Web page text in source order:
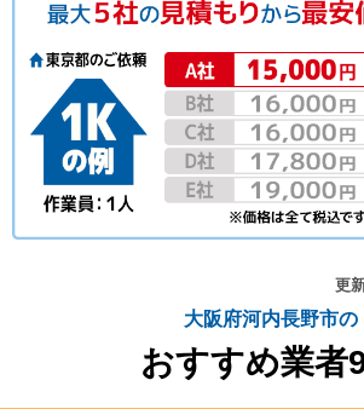
更
大阪府河内長野市の
おすすめ業者